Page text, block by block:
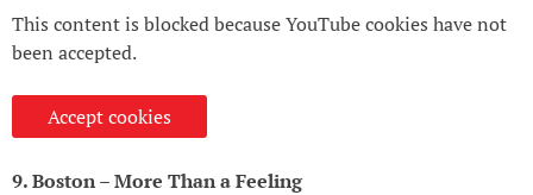
This content is blocked because YouTube cookies have not
been accepted.
Accept cookies
9. Boston – More Than a Feeling